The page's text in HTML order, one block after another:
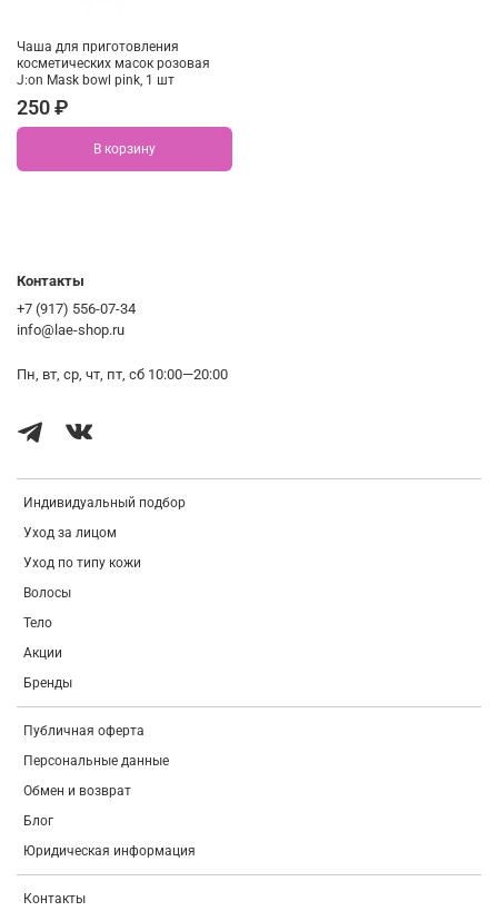
Чаша для приготовления
косметических масок розовая
J:on Mask bowl pink, 1 шт
250 ₽
В корзину
Индивидуальный подбор
Уход за лицом
Уход по типу кожи
Волосы
Тело
Акции
Бренды
Публичная оферта
Персональные данные
Обмен и возврат
Блог
Юридическая информация
Контакты
Контакты
+7 (917) 556-07-34
info@lae-shop.ru
Пн, вт, ср, чт, пт, сб 10:00—20:00